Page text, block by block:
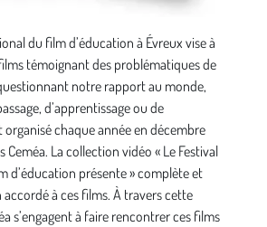
du film d’éducation à Évreux vise à
témoignant des problématiques de
notre rapport au monde,
d’apprentissage ou de
chaque année en décembre
La collection vidéo « Le Festival
d’éducation présente » complète et
à ces films. À travers cette
s’engagent à faire rencontrer ces films